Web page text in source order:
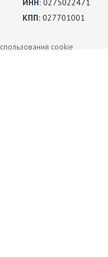
ИНН: 0275022471
КПП: 027701001
cookie